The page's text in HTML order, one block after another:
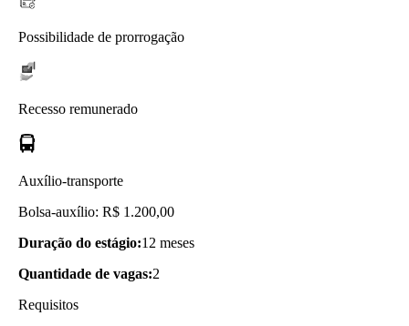
Possibilidade de prorrogação
Recesso remunerado
Auxílio-transporte
Bolsa-auxílio: R$ 1.200,00
Duração do estágio:12 meses
Quantidade de vagas:2
Requisitos